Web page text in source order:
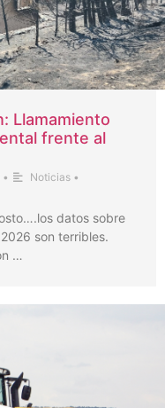
Llamamiento
frente al
• Noticias •
datos sobre
son terribles.
…